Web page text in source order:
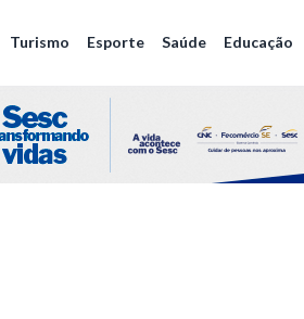
Turismo Esporte Saúde Educação